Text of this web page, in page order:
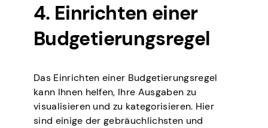
4. Einrichten einer
Budgetierungsregel
Das Einrichten einer Budgetierungsregel
kann Ihnen helfen, Ihre Ausgaben zu
visualisieren und zu kategorisieren. Hier
sind einige der gebräuchlichsten und